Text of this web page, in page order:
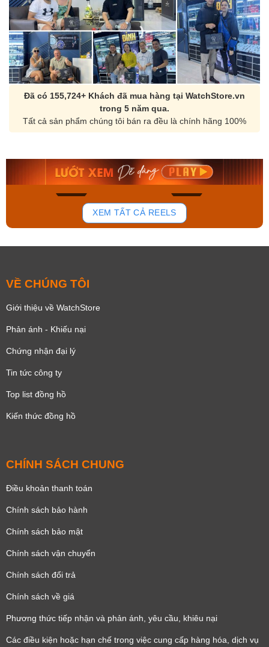
Đã có 155,724+ Khách đã mua hàng tại WatchStore.vn
trong 5 năm qua.
Tất cả sản phẩm chúng tôi bán ra đều là chính hãng 100%
148
Orient Nam RA-
Mua ngay
Casio Nam MTS-
Mua ngay
XEM TẤT CẢ REELS
VỀ CHÚNG TÔI
Giới thiệu về WatchStore
Phản ánh - Khiếu nại
Chứng nhận đại lý
Tin tức công ty
Top list đồng hồ
Kiến thức đồng hồ
CHÍNH SÁCH CHUNG
Điều khoản thanh toán
Chính sách bảo hành
Chính sách bảo mật
Chính sách vận chuyển
Chính sách đổi trả
Chính sách về giá
Phương thức tiếp nhận và phản ánh, yêu cầu, khiêu nại
Các điều kiện hoặc hạn chế trong việc cung cấp hàng hóa, dịch vụ